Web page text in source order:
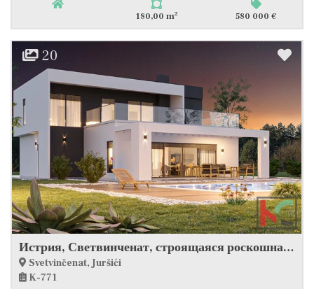
180,00 m2 580 000 €
20
Истрия, Светвинченат, строящаяся роскошная вилла с бассейном #продажа
Svetvinčenat, Juršići
K-771